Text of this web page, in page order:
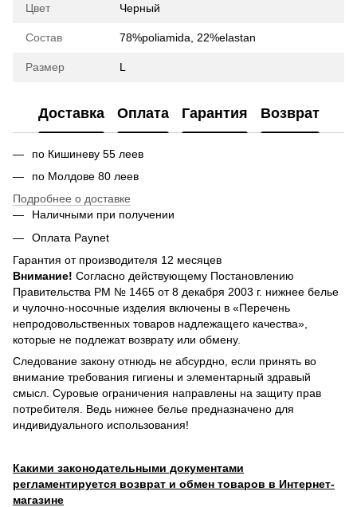
Цвет Черный
Состав 78%poliamida, 22%elastan
Размер L
Доставка Оплата Гарантия Возврат
по Кишиневу 55 леев
по Молдове 80 леев
Подробнее о доставке
Наличными при получении
Оплата Paynet
Гарантия от производителя 12 месяцев
Внимание! Согласно действующему Постановлению
Правительства РМ № 1465 от 8 декабря 2003 г. нижнее белье
и чулочно-носочные изделия включены в «Перечень
непродовольственных товаров надлежащего качества»,
которые не подлежат возврату или обмену.
Следование закону отнюдь не абсурдно, если принять во
внимание требования гигиены и элементарный здравый
смысл. Суровые ограничения направлены на защиту прав
потребителя. Ведь нижнее белье предназначено для
индивидуального использования!
Какими законодательными документами
регламентируется возврат и обмен товаров в Интернет-
магазине